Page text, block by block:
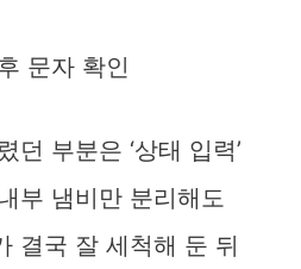
문자 확인
던 부분은 ‘상태 입력’
부 냄비만 분리해도
결국 잘 세척해 둔 뒤